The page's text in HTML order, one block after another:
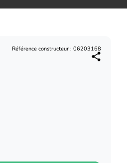
Référence constructeur : 06203168